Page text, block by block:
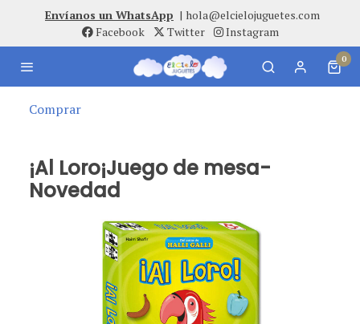
Envíanos un WhatsApp | hola@elcielojuguetes.com
Facebook
Twitter Instagram
0
Comprar
¡Al Loro¡Juego de mesa-
Novedad